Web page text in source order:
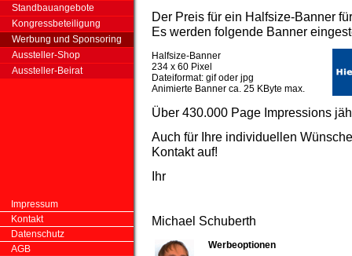
Standbauangebote
Kongressbeteiligung
Werbung und Sponsoring
Aussteller-Shop
Aussteller-Beirat
Impressum
Kontakt
Datenschutz
AGB
Der Preis für ein Halfsize-Banner
Es werden folgende Banner
Halfsize-Banner
234 x 60 Pixel
Dateiformat: gif oder jpg
Animierte Banner ca. 25 KByte max.
Über 430.000 Page Impressions
Auch für Ihre individuellen
Kontakt auf!
Ihr
Michael Schuberth
Werbeoptionen